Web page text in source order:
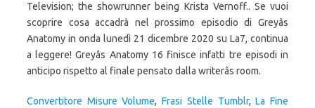
Television; the showrunner being Krista Vernoff.. Se vuoi
scoprire cosa accadrà nel prossimo episodio di Greyâs
Anatomy in onda lunedì 21 dicembre 2020 su La7, continua
a leggere! Greyâs Anatomy 16 finisce infatti tre episodi in
anticipo rispetto al finale pensato dalla writerâs room.
Convertitore Misure Volume,Frasi Stelle Tumblr,La Fine